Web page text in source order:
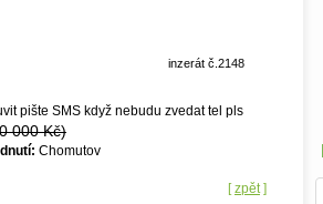
inzerát č.2148
pište SMS když nebudu zvedat tel pls
000 Kč)
Chomutov
[zpět]